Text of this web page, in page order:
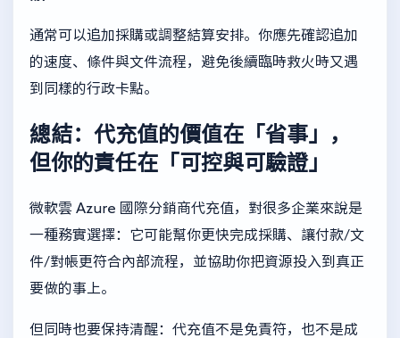
通常可以追加採購或調整結算安排。你應先確認追加
的速度、條件與文件流程，避免後續臨時救火時又遇
到同樣的行政卡點。
總結：代充值的價值在「省事」，
但你的責任在「可控與可驗證」
微軟雲 Azure 國際分銷商代充值，對很多企業來說是
一種務實選擇：它可能幫你更快完成採購、讓付款/文
件/對帳更符合內部流程，並協助你把資源投入到真正
要做的事上。
但同時也要保持清醒：代充值不是免責符，也不是成